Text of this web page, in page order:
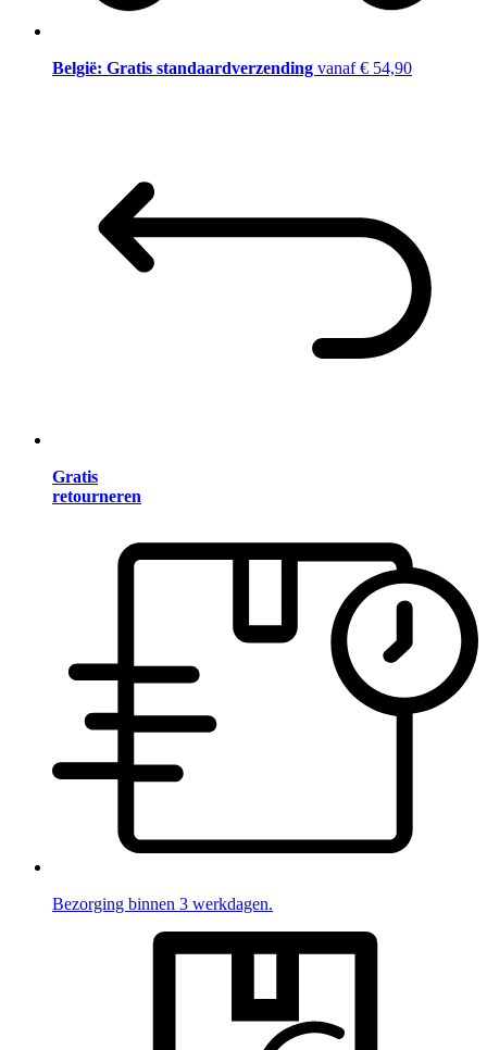
België: Gratis standaardverzending vanaf € 54,90
Gratis
retourneren
Bezorging binnen 3 werkdagen.